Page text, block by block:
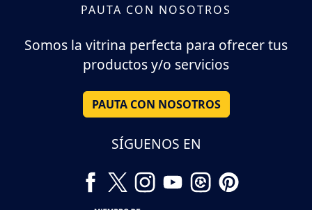
PAUTA CON NOSOTROS
Somos la vitrina perfecta para ofrecer tus
productos y/o servicios
PAUTA CON NOSOTROS
SÍGUENOS EN